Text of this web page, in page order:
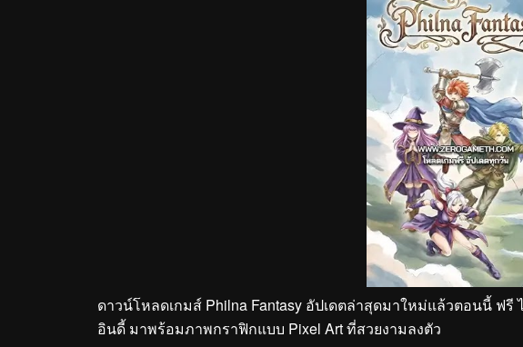
ดาวน์โหลดเกมส์ Philna Fantasy อัปเดตล่าสุดมาใหม่แล้วตอนนี้ ฟรี
อินดี้ มาพร้อมภาพกราฟิกแบบ Pixel Art ที่สวยงามลงตัว